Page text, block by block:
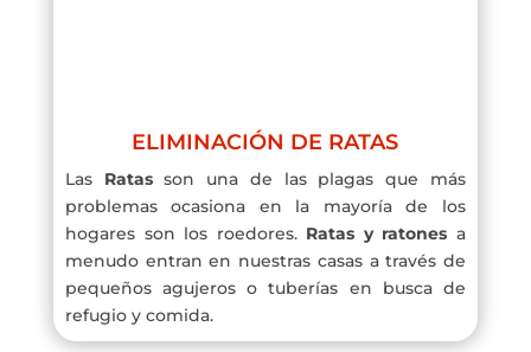
ELIMINACIÓN DE RATAS
Las Ratasson una de las plagas que más
problemas ocasiona en la mayoría de los
hogares son los roedores. Ratas y ratones a
menudo entran en nuestras casas a través de
pequeños agujeros o tuberías en busca de
refugio y comida.